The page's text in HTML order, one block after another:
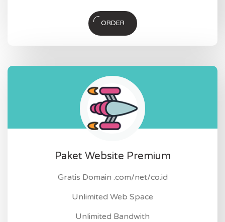
ORDER
Paket Website Premium
Gratis Domain .com/net/co.id
Unlimited Web Space
Unlimited Bandwith